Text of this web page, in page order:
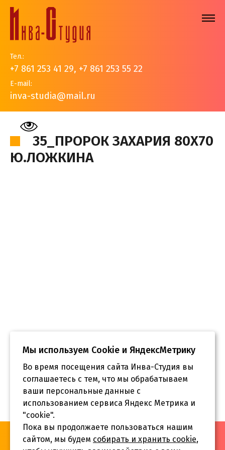
Тел.:
+7 861 253 41 29, +7 861 253 55 22
E-mail:
inva-studia@mail.ru
На главную > Наши работы > Иконы > 35_Пророк
35_ПРОРОК ЗАХАРИЯ 80Х70
Ю.ЛОЖКИНА
«Инва-Студия. Академия. Центр социальной реабилитации»,
© 2026 г.
Мы используем Сookie и ЯндексМетрику
Во время посещения сайта Инва-Студия вы
соглашаетесь с тем, что мы обрабатываем
ваши персональные данные с
использованием сервиса Яндекс Метрика и
"cookie".
Пока вы продолжаете пользоваться нашим
сайтом, мы будем собирать и хранить cookie,